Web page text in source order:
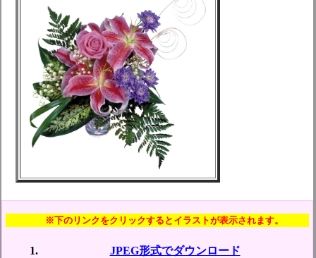
※下のリンクをクリックするとイラストが表示されます。
JPEG形式でダウンロード